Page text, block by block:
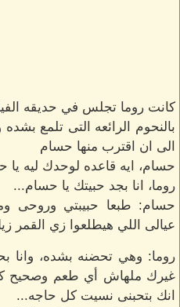
كانت روما تجلس في حديقه
بالنحوم الرائعه التى تلمع
الى ان اقترب منها حسام
حسام، ايه قاعده لوحدك ليه يا
روما، انا بجد حبيتك يا حسام...
حسام: طبعا حبيبتي وروحى
عيالى اللي هيطلعوا زي القمر
روما: وهي تحضنه بشده، وانا
غيرك ملهاش أي طعم وصحيح
انك بتحبنى نسيت كل حاجه...